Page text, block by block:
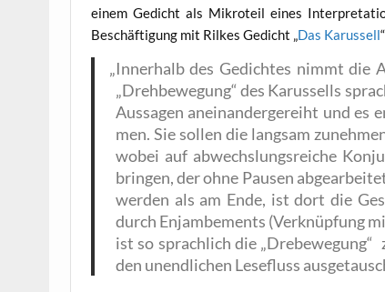
einem Gedicht als Mikro­teil eines
Beschäf­ti­gung mit Ril­kes Gedicht „Das Karus­sell
„Inner­halb des Gedich­tes nimmt die
„Dreh­be­we­gung“ des Karus­sells
Aus­sa­gen anein­an­der­ge­reiht und es
men. Sie sol­len die lang­sam
wobei auf abwechs­lungs­rei­che
brin­gen, der ohne Pau­sen
wer­den als am Ende, ist dort die
durch Enjam­be­ments (Ver­knüp­fung
ist so sprach­lich die
den unend­li­chen Lese­fluss